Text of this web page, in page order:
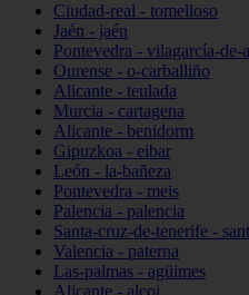
Ciudad-real - tomelloso
Jaén - jaén
Pontevedra - vilagarcía-de-
Ourense - o-carballiño
Alicante - teulada
Murcia - cartagena
Alicante - benidorm
Gipuzkoa - eibar
León - la-bañeza
Pontevedra - meis
Palencia - palencia
Santa-cruz-de-tenerife -
Valencia - paterna
Las-palmas - agüimes
Alicante - alcoi